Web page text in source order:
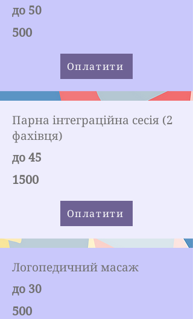
до 50
500
Оплатити
Парна інтеграційна сесія (2
фахівця)
до 45
1500
Оплатити
Логопедичний масаж
до 30
500